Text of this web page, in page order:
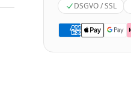
DSGVO / SSL